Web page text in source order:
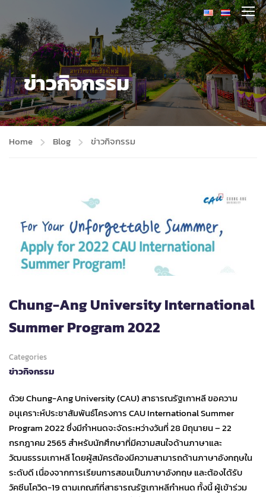
ข่าวกิจกรรม
Home Blog ข่าวกิจกรรม
Chung-Ang University International
Summer Program 2022
Categories
ข่าวกิจกรรม
ด้วย Chung-Ang University (CAU) สาธารณรัฐเกาหลี ขอความ
อนุเคราะห์ประชาสัมพันธ์โครงการ CAU International Summer
Program 2022 ซึ่งมีกำหนดจะจัดระหว่างวันที่ 28 มิถุนายน – 22
กรกฎาคม 2565 สำหรับนักศึกษาที่มีความสนใจด้านภาษาและ
วัฒนธรรมเกาหลี โดยผู้สมัครต้องมีความสามารถด้านภาษาอังกฤษใน
ระดับดี เนื่องจากการเรียนการสอนเป็นภาษาอังกฤษ และต้องได้รับ
วัคซีนโควิด-19 ตามเกณฑ์ที่สาธารณรัฐเกาหลีกำหนด ทั้งนี้ ผู้เข้าร่วม